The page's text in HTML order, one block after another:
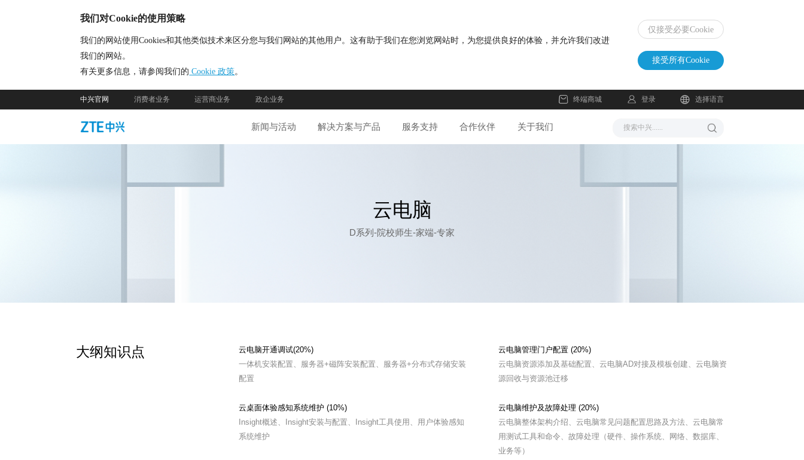
我们对Cookie的使用策略
我们的网站使用Cookies和其他类似技术来区分您与我们网站的其他用户。这有助于我们在您浏览网站时，为您提供良好的体验，并允许我们改进
我们的网站。
有关更多信息，请参阅我们的 Cookie 政策。
仅接受必要Cookie
接受所有Cookie
中兴官网 消费者业务 运营商业务 政企业务 终端商城 登录 选择语言
新闻与活动 解决方案与产品 服务支持 合作伙伴 关于我们
云电脑
D系列-院校师生-家端-专家
大纲知识点
云电脑开通调试(20%)
一体机安装配置、服务器+磁阵安装配置、服务器+分布式存储安装
配置
云电脑管理门户配置 (20%)
云电脑资源添加及基础配置、云电脑AD对接及模板创建、云电脑资
源回收与资源池迁移
云桌面体验感知系统维护 (10%)
Insight概述、Insight安装与配置、Insight工具使用、用户体验感知
系统维护
云电脑维护及故障处理 (20%)
云电脑整体架构介绍、云电脑常见问题配置思路及方法、云电脑常
用测试工具和命令、故障处理（硬件、操作系统、网络、数据库、
业务等）